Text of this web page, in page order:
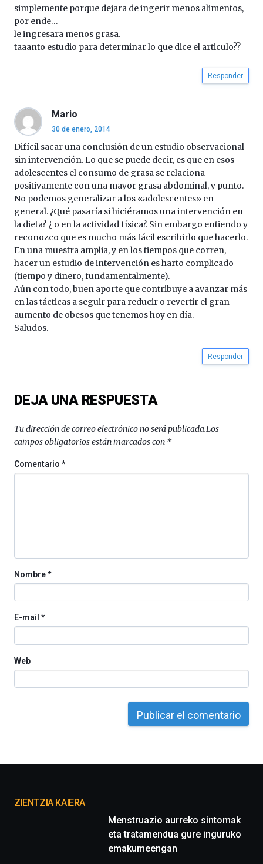
simplemente porque dejara de ingerir menos alimentos,
por ende…
le ingresara menos grasa.
taaanto estudio para determinar lo que dice el articulo??
Responder
Mario
30 de enero, 2014
Difícil sacar una conclusión de un estudio observacional
sin intervención. Lo que se puede decir, es que en esos
adolescentes el consumo de grasa se relaciona
positivamente con una mayor grasa abdominal, y punto.
No podemos generalizar a los «adolescentes» en
general. ¿Qué pasaría si hiciéramos una intervención en
la dieta? ¿ o en la actividad física?. Sin embargo entiendo y
reconozco que es mucho más fácil escribirlo que hacerlo.
En una muestra amplia, y en los tiempos que corren,
hacer un estudio de intervención es harto complicado
(tiempo y dinero, fundamentalmente).
Aún con todo, buen aporte que contribuye a avanzar más
en las tácticas a seguir para reducir o revertir el gran
aumento de obesos que tenemos hoy en día.
Saludos.
Responder
DEJA UNA RESPUESTA
Tu dirección de correo electrónico no será publicada.Los
campos obligatorios están marcados con *
Comentario*
Nombre*
E-mail *
Web
proyectos
ZIENTZIA KAIERA
Menstruazio aurreko sintomak
eta tratamendua gure inguruko
emakumeengan